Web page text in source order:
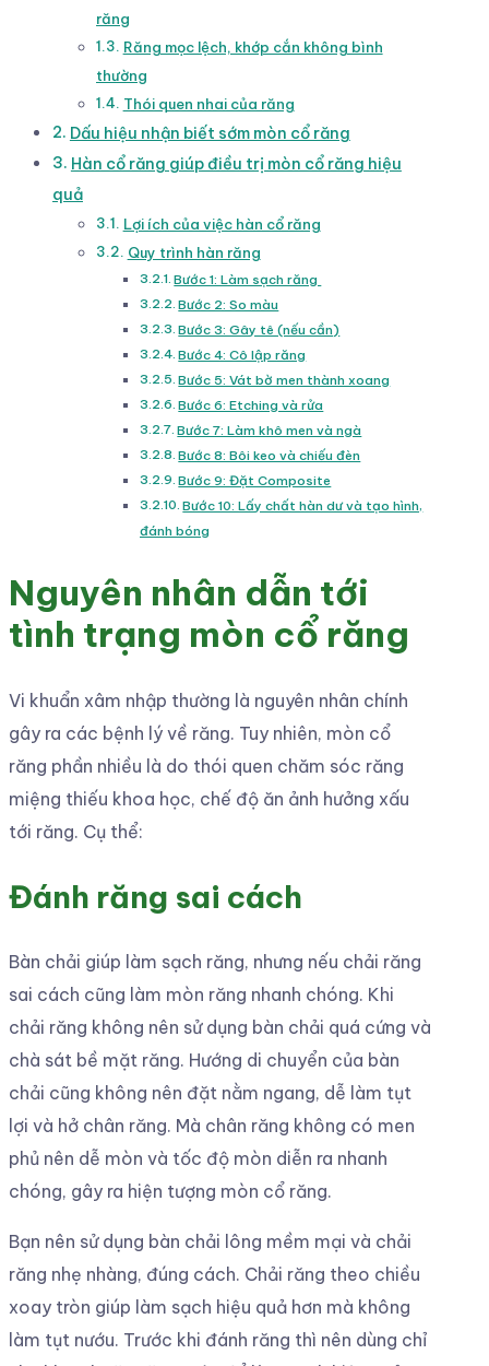
răng
Răng mọc lệch, khớp cắn không bình
thường
Thói quen nhai của răng
Dấu hiệu nhận biết sớm mòn cổ răng
Hàn cổ răng giúp điều trị mòn cổ răng hiệu
quả
Lợi ích của việc hàn cổ răng
Quy trình hàn răng
Bước 1: Làm sạch răng
Bước 2: So màu
Bước 3: Gây tê (nếu cần)
Bước 4: Cô lập răng
Bước 5: Vát bờ men thành xoang
Bước 6: Etching và rửa
Bước 7: Làm khô men và ngà
Bước 8: Bôi keo và chiếu đèn
Bước 9: Đặt Composite
Bước 10: Lấy chất hàn dư và tạo hình,
đánh bóng
Nguyên nhân dẫn tới
tình trạng mòn cổ răng
Vi khuẩn xâm nhập thường là nguyên nhân chính
gây ra các bệnh lý về răng. Tuy nhiên, mòn cổ
răng phần nhiều là do thói quen chăm sóc răng
miệng thiếu khoa học, chế độ ăn ảnh hưởng xấu
tới răng. Cụ thể:
Đánh răng sai cách
Bàn chải giúp làm sạch răng, nhưng nếu chải răng
sai cách cũng làm mòn răng nhanh chóng. Khi
chải răng không nên sử dụng bàn chải quá cứng và
chà sát bề mặt răng. Hướng di chuyển của bàn
chải cũng không nên đặt nằm ngang, dễ làm tụt
lợi và hở chân răng. Mà chân răng không có men
phủ nên dễ mòn và tốc độ mòn diễn ra nhanh
chóng, gây ra hiện tượng mòn cổ răng.
Bạn nên sử dụng bàn chải lông mềm mại và chải
răng nhẹ nhàng, đúng cách. Chải răng theo chiều
xoay tròn giúp làm sạch hiệu quả hơn mà không
làm tụt nướu. Trước khi đánh răng thì nên dùng chỉ